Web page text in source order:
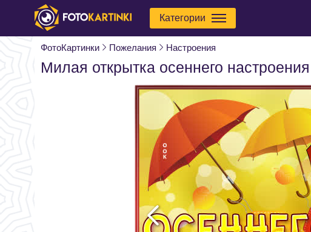
Категории
ФотоКартинки Пожелания Настроения
Милая открытка осеннего настроения